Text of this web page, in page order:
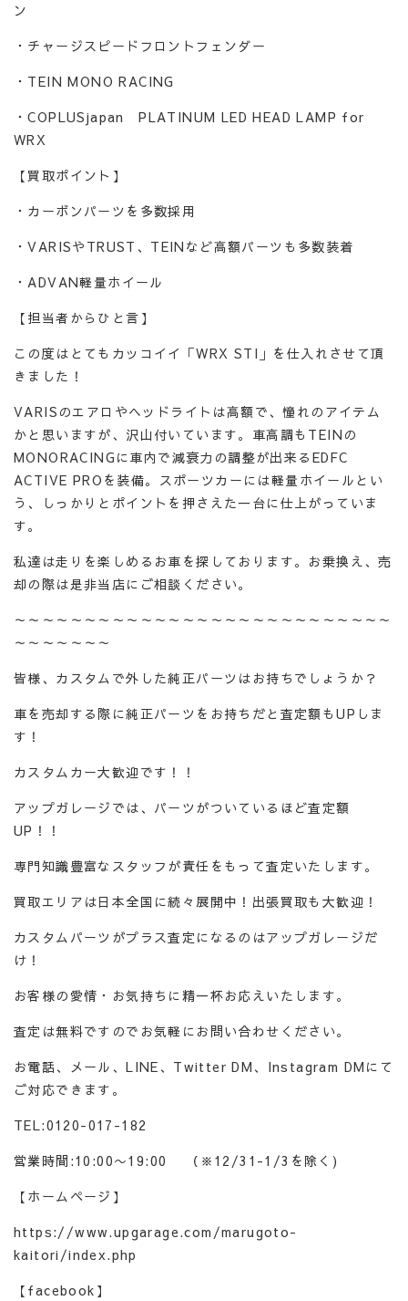
ン
・チャージスピードフロントフェンダー
・TEIN MONO RACING
・COPLUSjapan PLATINUM LED HEAD LAMP for
WRX
【買取ポイント】
・カーボンパーツを多数採用
・VARISやTRUST、TEINなど高額パーツも多数装着
・ADVAN軽量ホイール
【担当者からひと言】
この度はとてもカッコイイ「WRX STI」を仕入れさせて頂
きました！
VARISのエアロやヘッドライトは高額で、憧れのアイテム
かと思いますが、沢山付いています。車高調もTEINの
MONORACINGに車内で減衰力の調整が出来るEDFC
ACTIVE PROを装備。スポーツカーには軽量ホイールとい
う、しっかりとポイントを押さえた一台に仕上がっていま
す。
私達は走りを楽しめるお車を探しております。お乗換え、売
却の際は是非当店にご相談ください。
～～～～～～～～～～～～～～～～～～～～～～～～～～～
～～～～～～～
皆様、カスタムで外した純正パーツはお持ちでしょうか？
車を売却する際に純正パーツをお持ちだと査定額もUPしま
す！
カスタムカー大歓迎です！！
アップガレージでは、パーツがついているほど査定額
UP！！
専門知識豊富なスタッフが責任をもって査定いたします。
買取エリアは日本全国に続々展開中！出張買取も大歓迎！
カスタムパーツがプラス査定になるのはアップガレージだ
け！
お客様の愛情・お気持ちに精一杯お応えいたします。
査定は無料ですのでお気軽にお問い合わせください。
お電話、メール、LINE、Twitter DM、Instagram DMにて
ご対応できます。
TEL:0120-017-182
営業時間:10:00〜19:00 （※12/31-1/3を除く)
【ホームページ】
https://www.upgarage.com/marugoto-
kaitori/index.php
【facebook】